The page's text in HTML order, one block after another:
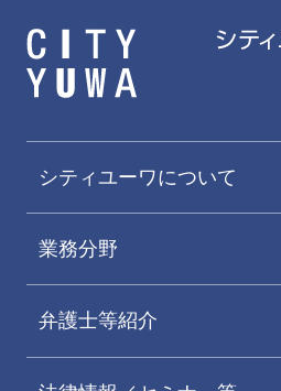
シティユーワについて
業務分野
弁護士等紹介